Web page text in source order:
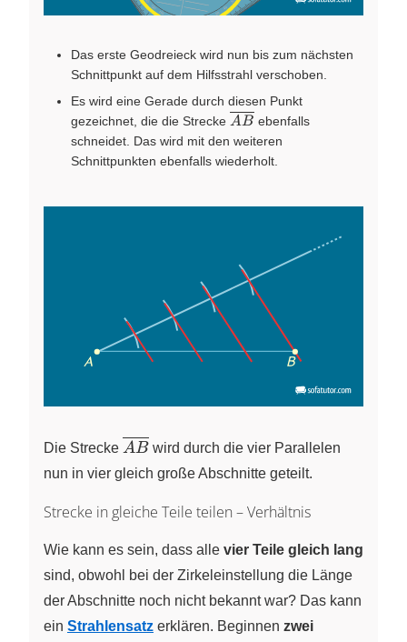
Das erste Geodreieck wird nun bis zum nächsten
Schnittpunkt auf dem Hilfsstrahl verschoben.
Es wird eine Gerade durch diesen Punkt
gezeichnet, die die Strecke \overline{AB}
AB ebenfalls
schneidet. Das wird mit den weiteren
Schnittpunkten ebenfalls wiederholt.
Die Strecke \overline{AB}
AB wird durch die vier Parallelen
nun in vier gleich große Abschnitte geteilt.
Strecke in gleiche Teile teilen – Verhältnis
Wie kann es sein, dass alle vier Teile gleich lang
sind, obwohl bei der Zirkeleinstellung die Länge
der Abschnitte noch nicht bekannt war? Das kann
ein Strahlensatz erklären. Beginnen zwei